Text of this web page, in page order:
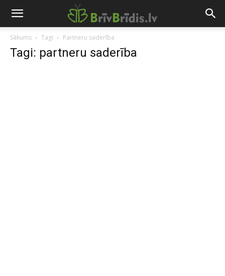
Sākums Tagi Partneru saderība
Tagi: partneru saderība